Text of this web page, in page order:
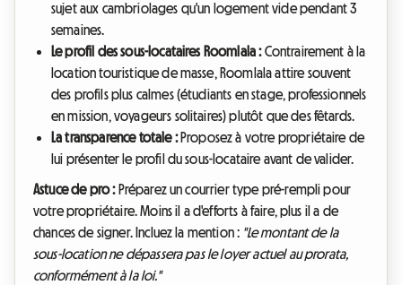
sujet aux cambriolages qu'un logement vide pendant 3
semaines.
Le profil des sous-locataires Roomlala :Contrairement à la
location touristique de masse, Roomlala attire souvent
des profils plus calmes (étudiants en stage, professionnels
en mission, voyageurs solitaires) plutôt que des fêtards.
La transparence totale :Proposez à votre propriétaire de
lui présenter le profil du sous-locataire avant de valider.
Astuce de pro :Préparez un courrier type pré-rempli pour
votre propriétaire. Moins il a d'efforts à faire, plus il a de
chances de signer. Incluez la mention : "Le montant de la
sous-location ne dépassera pas le loyer actuel au prorata,
conformément à la loi."